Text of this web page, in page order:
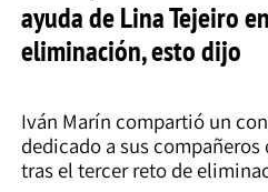
ayuda de Lina Tejeiro
eliminación, esto dijo
Iván Marín compartió un
dedicado a sus
tras el tercer reto de